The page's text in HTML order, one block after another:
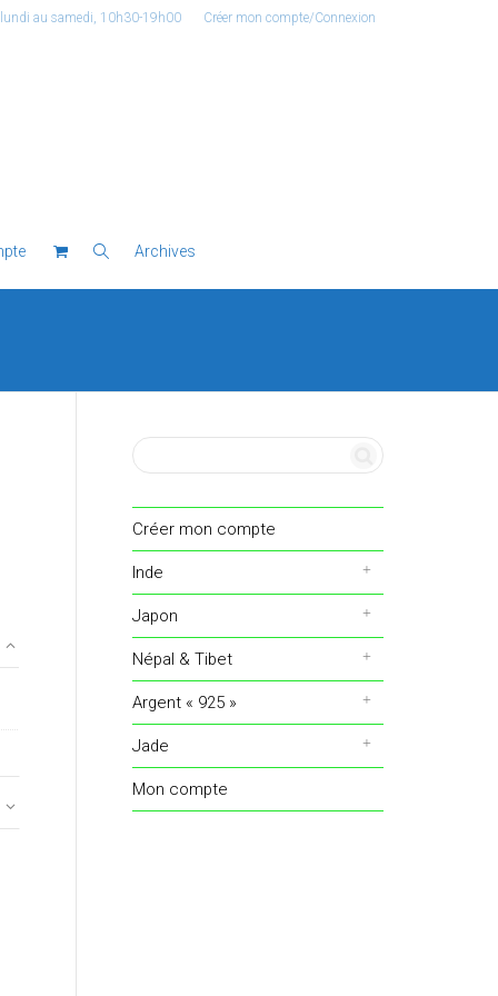
au samedi, 10h30-19h00 Créer mon compte/Connexion
Archives
Créer mon compte
Inde
Japon
Népal & Tibet
Argent « 925 »
Jade
Mon compte